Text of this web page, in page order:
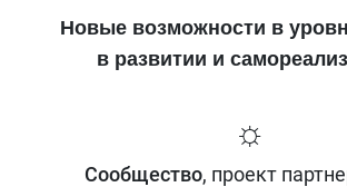
Новые возможности в
в развитии и
☼
Сообщество, проект